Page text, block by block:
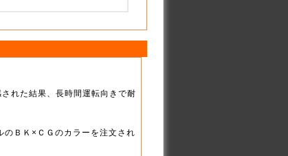
れた結果、長時間運転向きで耐
のＢＫ×ＣＧのカラーを注文され